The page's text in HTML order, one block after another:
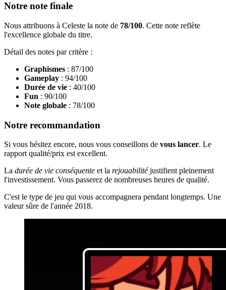
Notre note finale
Nous attribuons à Celeste la note de 78/100. Cette note reflète
l'excellence globale du titre.
Détail des notes par critère :
Graphismes : 87/100
Gameplay : 94/100
Durée de vie : 40/100
Fun : 90/100
Note globale : 78/100
Notre recommandation
Si vous hésitez encore, nous vous conseillons de vous lancer. Le
rapport qualité/prix est excellent.
La durée de vie conséquente et la rejouabilitéjustifient pleinement
l'investissement. Vous passerez de nombreuses heures de qualité.
C'est le type de jeu qui vous accompagnera pendant longtemps. Une
valeur sûre de l'année 2018.